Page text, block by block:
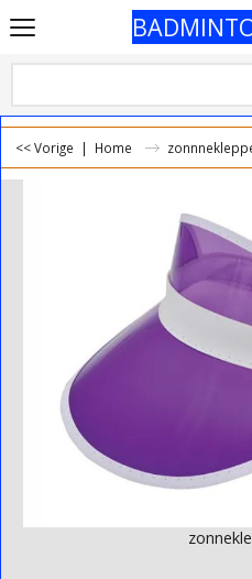
<< Vorige | Home